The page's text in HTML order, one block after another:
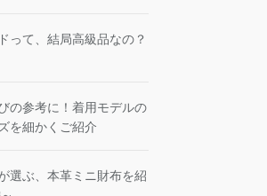
って、結局高級品なの？
の参考に！着用モデルの
を細かくご紹介
選ぶ、本革ミニ財布を紹